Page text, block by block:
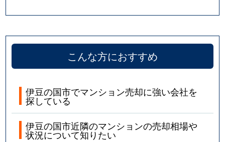
こんな方におすすめ
伊豆の国市でマンション売却に強い会社を
探している
伊豆の国市近隣のマンションの売却相場や
状況について知りたい